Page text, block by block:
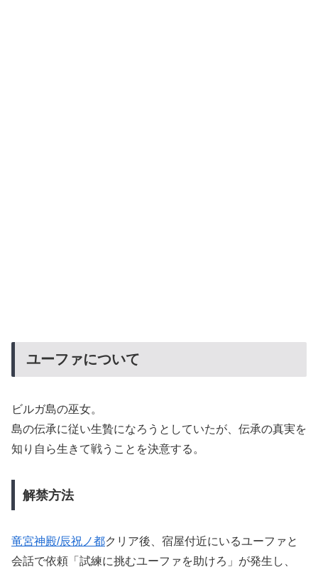
ユーファについて
ビルガ島の巫女。
島の伝承に従い生贄になろうとしていたが、伝承の真実を
知り自ら生きて戦うことを決意する。
解禁方法
竜宮神殿/辰祝ノ都クリア後、宿屋付近にいるユーファと
会話で依頼「試練に挑むユーファを助けろ」が発生し、